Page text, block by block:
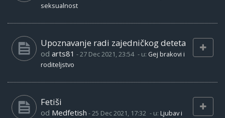
seksualnost
Upoznavanje radi zajedničkog deteta
od arts81 -27 Dec 2021, 23:54 - u: Gej brakovi i
roditeljstvo
Fetiši
od Medfetish -25 Dec 2021, 17:32 - u: Ljubav i